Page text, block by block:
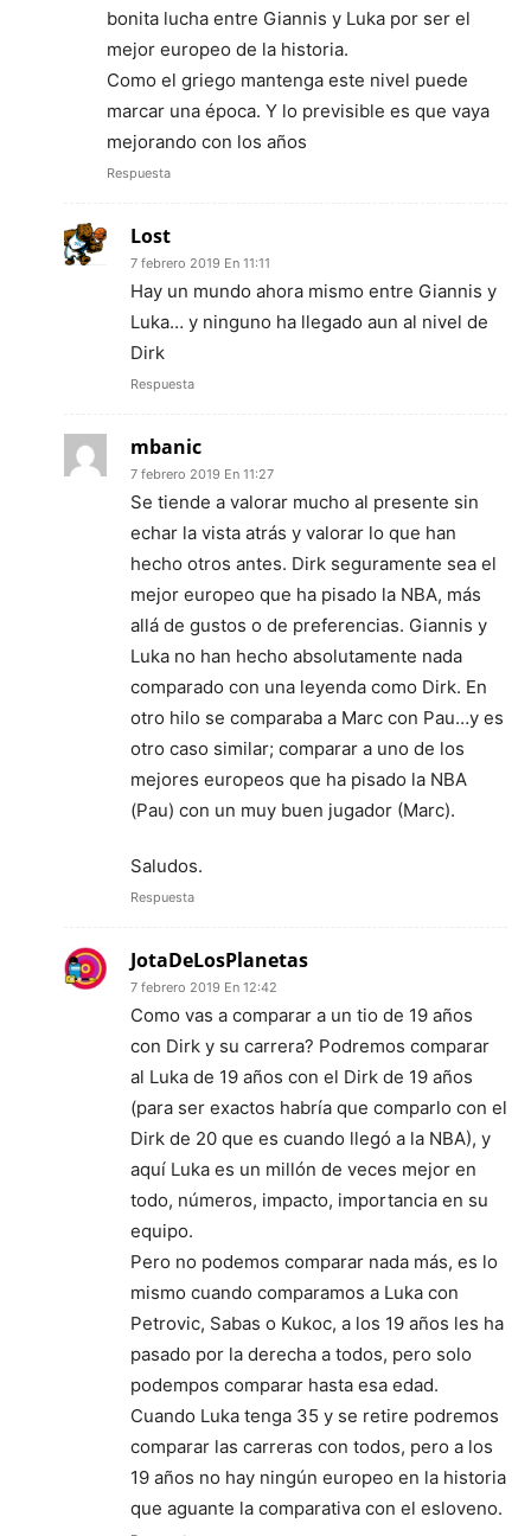
bonita lucha entre Giannis y Luka por ser el
mejor europeo de la historia.
Como el griego mantenga este nivel puede
marcar una época. Y lo previsible es que vaya
mejorando con los años
Respuesta
Lost
7 febrero 2019 En 11:11
Hay un mundo ahora mismo entre Giannis y
Luka… y ninguno ha llegado aun al nivel de
Dirk
Respuesta
mbanic
7 febrero 2019 En 11:27
Se tiende a valorar mucho al presente sin
echar la vista atrás y valorar lo que han
hecho otros antes. Dirk seguramente sea el
mejor europeo que ha pisado la NBA, más
allá de gustos o de preferencias. Giannis y
Luka no han hecho absolutamente nada
comparado con una leyenda como Dirk. En
otro hilo se comparaba a Marc con Pau…y es
otro caso similar; comparar a uno de los
mejores europeos que ha pisado la NBA
(Pau) con un muy buen jugador (Marc).
Saludos.
Respuesta
JotaDeLosPlanetas
7 febrero 2019 En 12:42
Como vas a comparar a un tio de 19 años
con Dirk y su carrera? Podremos comparar
al Luka de 19 años con el Dirk de 19 años
(para ser exactos habría que comparlo con el
Dirk de 20 que es cuando llegó a la NBA), y
aquí Luka es un millón de veces mejor en
todo, números, impacto, importancia en su
equipo.
Pero no podemos comparar nada más, es lo
mismo cuando comparamos a Luka con
Petrovic, Sabas o Kukoc, a los 19 años les ha
pasado por la derecha a todos, pero solo
podempos comparar hasta esa edad.
Cuando Luka tenga 35 y se retire podremos
comparar las carreras con todos, pero a los
19 años no hay ningún europeo en la historia
que aguante la comparativa con el esloveno.